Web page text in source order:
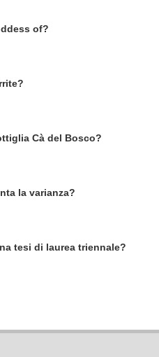
of?
Cà del Bosco?
la varianza?
tesi di laurea triennale?